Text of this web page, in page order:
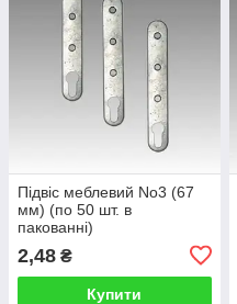
Підвіс меблевий No3 (67
мм) (по 50 шт. в
пакованні)
2,48 ₴
Купити